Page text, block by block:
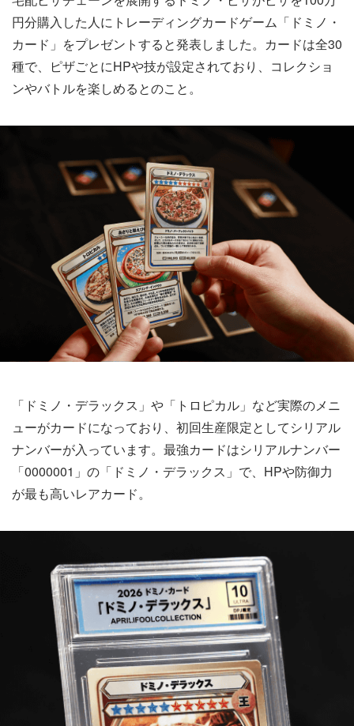
円分購入した人にトレーディングカードゲーム「ドミノ・
カード」をプレゼントすると発表しました。カードは全30
種で、ピザごとにHPや技が設定されており、コレクショ
ンやバトルを楽しめるとのこと。
「ドミノ・デラックス」や「トロピカル」など実際のメニ
ューがカードになっており、初回生産限定としてシリアル
ナンバーが入っています。最強カードはシリアルナンバー
「0000001」の「ドミノ・デラックス」で、HPや防御力
が最も高いレアカード。